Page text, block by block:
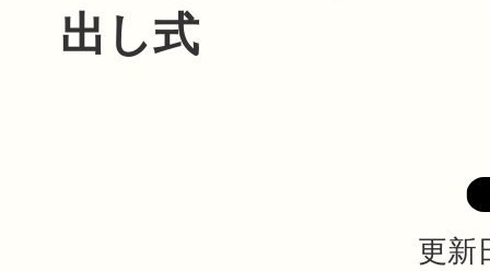
出し式
更新